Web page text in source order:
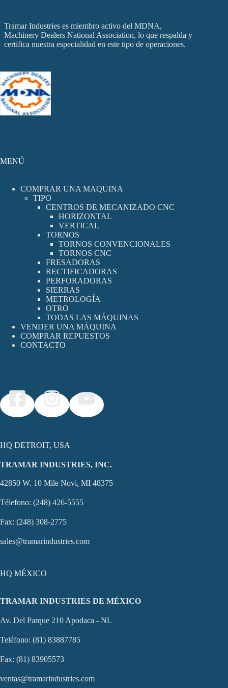
Tramar Industries es miembro activo del MDNA,
Machinery Dealers National Association, lo que respalda y
certifica nuestra especialidad en este tipo de operaciones.
MENÚ
COMPRAR UNA MAQUINA
TIPO
CENTROS DE MECANIZADO CNC
HORIZONTAL
VERTICAL
TORNOS
TORNOS CONVENCIONALES
TORNOS CNC
FRESADORAS
RECTIFICADORAS
PERFORADORAS
SIERRAS
METROLOGÍA
OTRO
TODAS LAS MÁQUINAS
VENDER UNA MÁQUINA
COMPRAR REPUESTOS
CONTACTO
HQ DETROIT, USA
TRAMAR INDUSTRIES, INC.
42850 W. 10 Mile Novi, MI 48375
Télefono: (248) 426-5555
Fax: (248) 308-2775
sales@tramarindustries.com
HQ MÉXICO
TRAMAR INDUSTRIES DE MÉXICO
Av. Del Parque 210 Apodaca - NL
Teléfono: (81) 83887785
Fax: (81) 83905573
ventas@tramarindustries.com